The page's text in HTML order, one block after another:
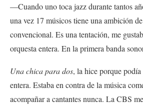
—Cuando uno toca jazz durante tantos
una vez 17 músicos tiene una ambición
convencional. Es una tentación, me
orquesta entera. En la primera banda
Una chica para dos, la hice porque
entera. Estaba en contra de la música
acompañar a cantantes nunca. La CBS